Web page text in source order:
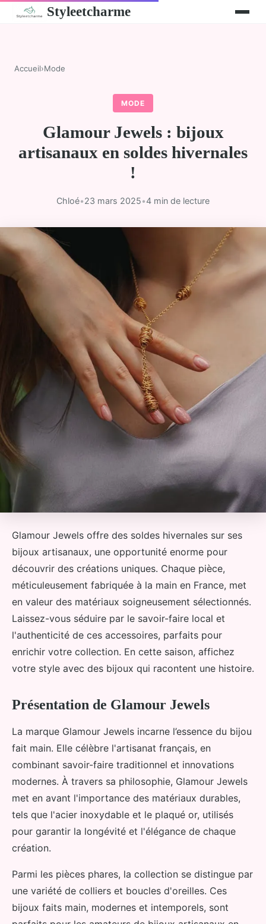
Styleetcharme
Accueil›Mode
MODE
Glamour Jewels : bijoux
artisanaux en soldes hivernales
!
Chloé•23 mars 2025•4 min de lecture
Glamour Jewels offre des soldes hivernales sur ses
bijoux artisanaux, une opportunité enorme pour
découvrir des créations uniques. Chaque pièce,
méticuleusement fabriquée à la main en France, met
en valeur des matériaux soigneusement sélectionnés.
Laissez-vous séduire par le savoir-faire local et
l'authenticité de ces accessoires, parfaits pour
enrichir votre collection. En cette saison, affichez
votre style avec des bijoux qui racontent une histoire.
Présentation de Glamour Jewels
La marque Glamour Jewels incarne l’essence du bijou
fait main. Elle célèbre l'artisanat français, en
combinant savoir-faire traditionnel et innovations
modernes. À travers sa philosophie, Glamour Jewels
met en avant l'importance des matériaux durables,
tels que l'acier inoxydable et le plaqué or, utilisés
pour garantir la longévité et l'élégance de chaque
création.
Parmi les pièces phares, la collection se distingue par
une variété de colliers et boucles d'oreilles. Ces
bijoux faits main, modernes et intemporels, sont